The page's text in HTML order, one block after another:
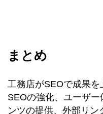
まとめ
工務店がSEOで成果
SEOの強化、ユーザ
ンツの提供、外部リ